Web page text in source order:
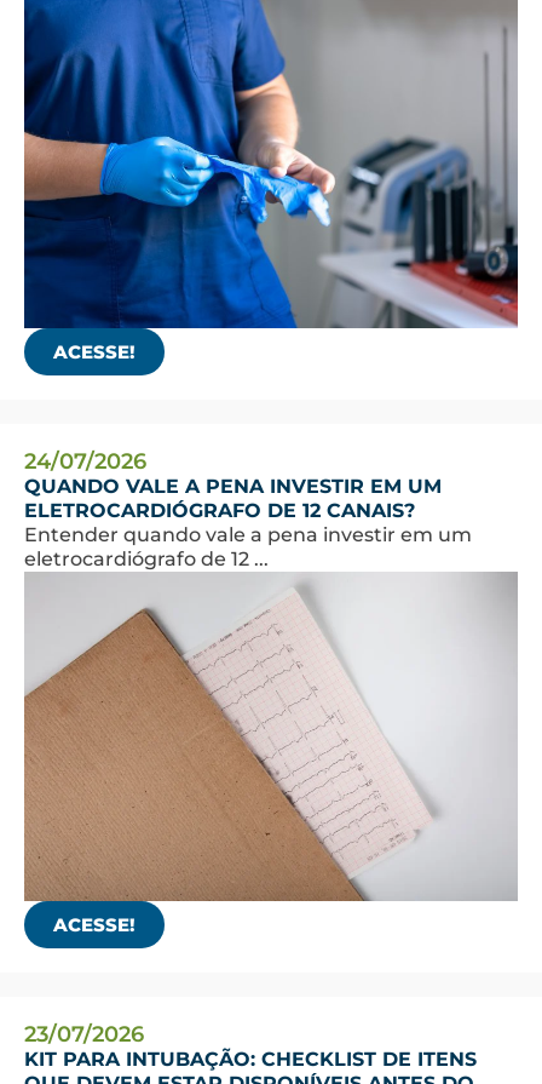
ACESSE!
24/07/2026
QUANDO VALE A PENA INVESTIR EM UM
ELETROCARDIÓGRAFO DE 12 CANAIS?
Entender quando vale a pena investir em um
eletrocardiógrafo de 12 ...
ACESSE!
23/07/2026
KIT PARA INTUBAÇÃO: CHECKLIST DE ITENS